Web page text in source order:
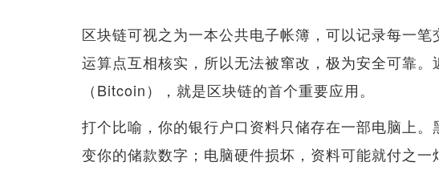
区块链可视之为一本公共电子帐簿，可以记录每一
运算点互相核实，所以无法被窜改，极为安全可靠
（Bitcoin），就是区块链的首个重要应用。
打个比喻，你的银行户口资料只储存在一部电脑上
变你的储款数字；电脑硬件损坏，资料可能就付之